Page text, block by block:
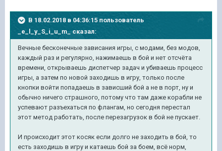
В 18.02.2018 в 04:36:15 пользователь
_e_l_y_S_i_u_m_сказал:
Вечные бесконечные зависания игры, с модами, без модов,
каждый раз и регулярно, нажимаешь в бой и нет отсчёта
времени, открываешь диспетчер задач и убиваешь процесс
игры, а затем по новой заходишь в игру, только после
кнопки войти попадаешь в зависший бой а не в порт, ну и
обычно ничего страшного, потому что там даже корабли не
успевают разъехаться по флангам, но сегодня перестал
этот метод работать, после перезагрузок в бой не пускает.
И происходит этот косяк если долго не заходить в бой, то
есть заходишь в игру и катаешь бой за боем, всё норм,